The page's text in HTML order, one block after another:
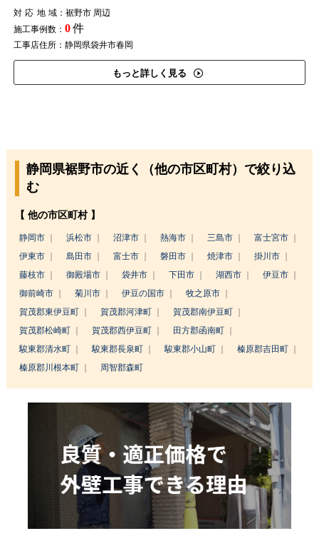
対応地域：裾野市 周辺
施工事例数： 0件
工事店住所：静岡県袋井市春岡
もっと詳しく見る
静岡県裾野市の近く（他の市区町村）で絞り込
む
【 他の市区町村 】
静岡市 浜松市 沼津市 熱海市 三島市
富士宮市
伊東市
島田市 富士市 磐田市 焼津市
掛川市
藤枝市
御殿場市 袋井市 下田市 湖西市
伊豆市
御前崎市
菊川市 伊豆の国市
牧之原市
賀茂郡東伊豆町
賀茂郡河津町
賀茂郡南伊豆町
賀茂郡松崎町
賀茂郡西伊豆町
田方郡函南町
駿東郡清水町
駿東郡長泉町 駿東郡小山町
榛原郡吉田町
榛原郡川根本町
周智郡森町